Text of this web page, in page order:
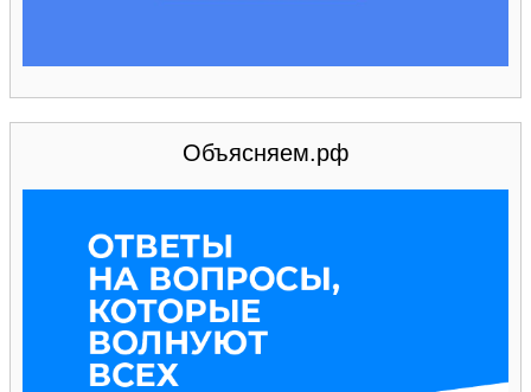
Объясняем.рф